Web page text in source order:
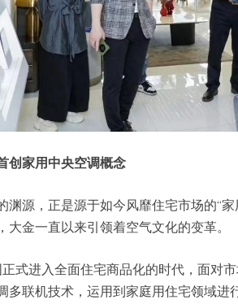
创家用中央空调概念
渊源，正是源于如今风靡住宅市场的“
大金一直以来引领着空气文化的变革。
式进入全面住宅商品化的时代，面对
多联机技术，运用到家庭用住宅领域